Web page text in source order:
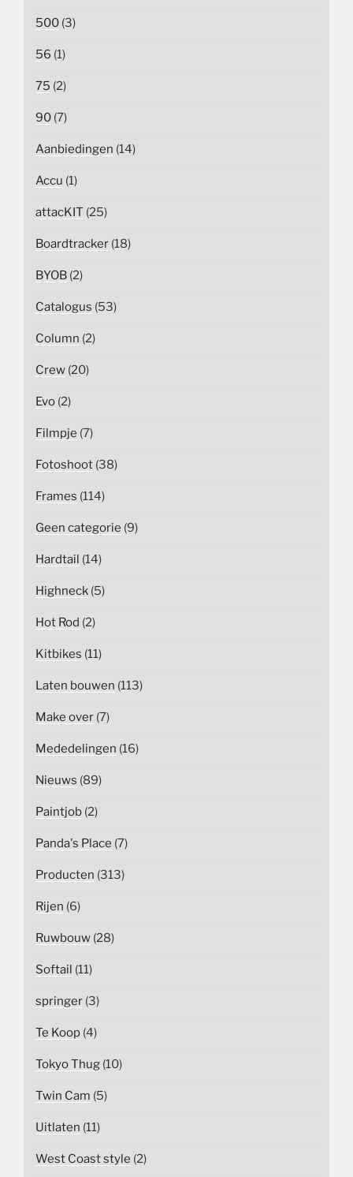
500 (3)
56 (1)
75 (2)
90 (7)
Aanbiedingen (14)
Accu (1)
attacKIT (25)
Boardtracker (18)
BYOB (2)
Catalogus (53)
Column (2)
Crew (20)
Evo (2)
Filmpje (7)
Fotoshoot (38)
Frames (114)
Geen categorie (9)
Hardtail (14)
Highneck (5)
Hot Rod (2)
Kitbikes (11)
Laten bouwen (113)
Make over (7)
Mededelingen (16)
Nieuws (89)
Paintjob (2)
Panda's Place (7)
Producten (313)
Rijen (6)
Ruwbouw (28)
Softail (11)
springer (3)
Te Koop (4)
Tokyo Thug (10)
Twin Cam (5)
Uitlaten (11)
West Coast style (2)